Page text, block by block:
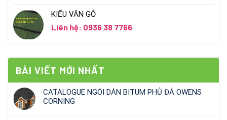
KIỂU VÂN GỖ
Liên hệ: 0936 38 7766
BÀI VIẾT MỚI NHẤT
CATALOGUE NGÓI DÁN BITUM PHỦ ĐÁ OWENS
CORNING